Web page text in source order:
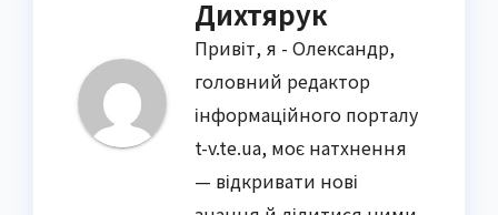
Дихтярук
Привіт, я - Олександр,
головний редактор
інформаційного порталу
t-v.te.ua, моє натхнення
— відкривати нові